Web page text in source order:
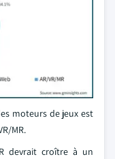
moteurs de jeux est
MR.
devrait croître à un